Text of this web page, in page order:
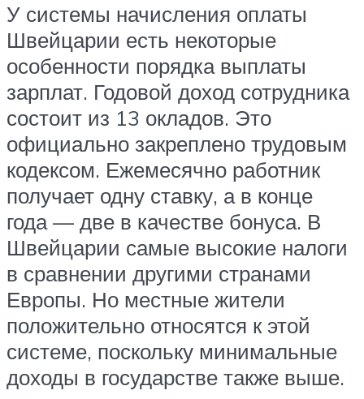
У системы начисления оплаты
Швейцарии есть некоторые
особенности порядка выплаты
зарплат. Годовой доход сотрудника
состоит из 13 окладов. Это
официально закреплено трудовым
кодексом. Ежемесячно работник
получает одну ставку, а в конце
года — две в качестве бонуса. В
Швейцарии самые высокие налоги
в сравнении другими странами
Европы. Но местные жители
положительно относятся к этой
системе, поскольку минимальные
доходы в государстве также выше.